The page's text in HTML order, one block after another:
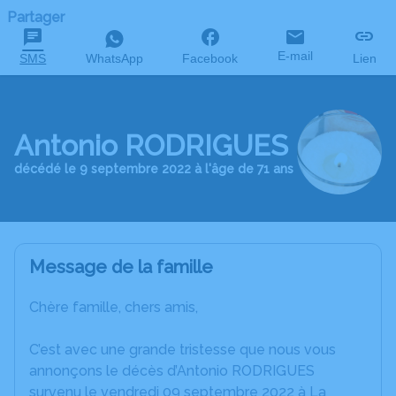
Partager
SMS WhatsApp Facebook E-mail Lien
Antonio RODRIGUES
décédé le 9 septembre 2022 à l'âge de 71 ans
Message de la famille
Chère famille, chers amis,
C’est avec une grande tristesse que nous vous
annonçons le décès d’Antonio RODRIGUES
survenu le vendredi 09 septembre 2022 à La